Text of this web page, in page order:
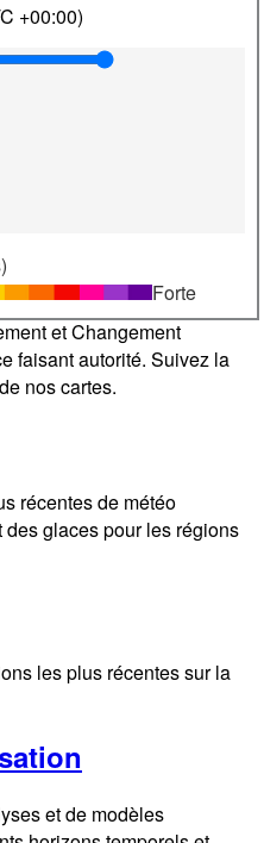
+00:00)
Forte
heures et sur 7 jours les
au Canada. De plus,
locales.
et Changement
faisant autorité. Suivez la
nos cartes.
récentes de météo
des glaces pour les régions
les plus récentes sur la
et de modèles